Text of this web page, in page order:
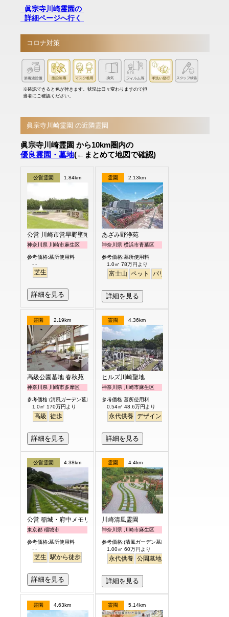
眞宗寺川崎霊園の
詳細ページへ行く
コロナ対策
※確認できると色が付きます。状況は日々変わりますので担
当者にご確認ください。
眞宗寺川崎霊園 の近隣霊園
眞宗寺川崎霊園 から10km圏内の
優良霊園・墓地(←まとめて地図で確認)
公営霊園 1.84km
公営 川崎市営早野聖地公園
神奈川県 川崎市麻生区
参考価格:墓所使用料
- -
芝生
詳細を見る
霊園 2.13km
あざみ野浄苑
神奈川県 横浜市青葉区
参考価格:墓所使用料
1.0㎡ 78万円より
富士山 ペット バリアフリー
詳細を見る
霊園 2.19km
高級公園墓地 春秋苑
神奈川県 川崎市多摩区
参考価格:(清風ガーデン墓所)
1.0㎡ 170万円より
高級 徒歩
詳細を見る
霊園 4.36km
ヒルズ川崎聖地
神奈川県 川崎市麻生区
参考価格:墓所使用料
0.54㎡ 48.6万円より
永代供養 デザイン
詳細を見る
公営霊園 4.38km
公営 稲城・府中メモリアルパーク
東京都 稲城市
参考価格:墓所使用料
- -
芝生 駅から徒歩
詳細を見る
霊園 4.4km
川崎清風霊園
神奈川県 川崎市麻生区
参考価格:(清風ガーデン墓所)
1.00㎡ 60万円より
永代供養 公園墓地
詳細を見る
霊園 4.63km 霊園 5.14km